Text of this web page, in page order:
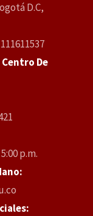
D.C,
De
p.m.